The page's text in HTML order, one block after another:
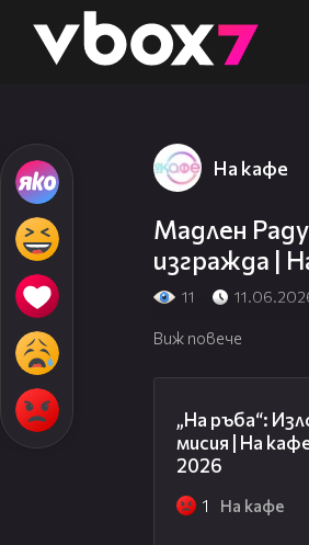
👾
На кафе
Мадлен
изгражда |
11
Виж повече
„На ръба“:
мисия | На
2026
1 На кафе